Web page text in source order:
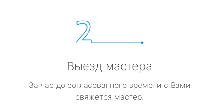
Выезд мастера
За час до согласованного времени с Вами
свяжется мастер.